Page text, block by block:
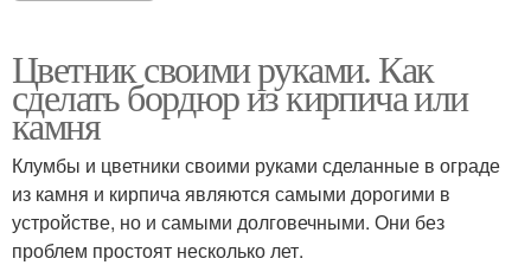
Цветник своими руками. Как
сделать бордюр из кирпича или
камня
Клумбы и цветники своими руками сделанные в ограде
из камня и кирпича являются самыми дорогими в
устройстве, но и самыми долговечными. Они без
проблем простоят несколько лет.